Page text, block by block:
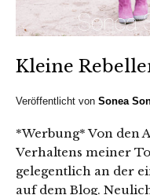
Kleine
Veröffentlicht von Sonea
*Werbung* Von den
Verhaltens meiner
gelegentlich an der
auf dem Blog.